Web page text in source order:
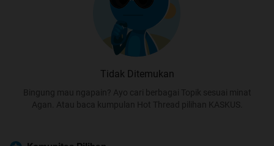
Tidak Ditemukan
Bingung mau ngapain? Ayo cari berbagai Topik sesuai minat
Agan. Atau baca kumpulan Hot Thread pilihan KASKUS.